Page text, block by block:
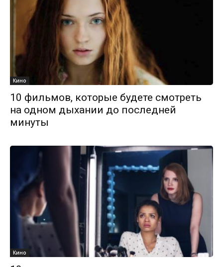
Кино
10 фильмов, которые будете смотреть
на одном дыхании до последней
минуты
Кино